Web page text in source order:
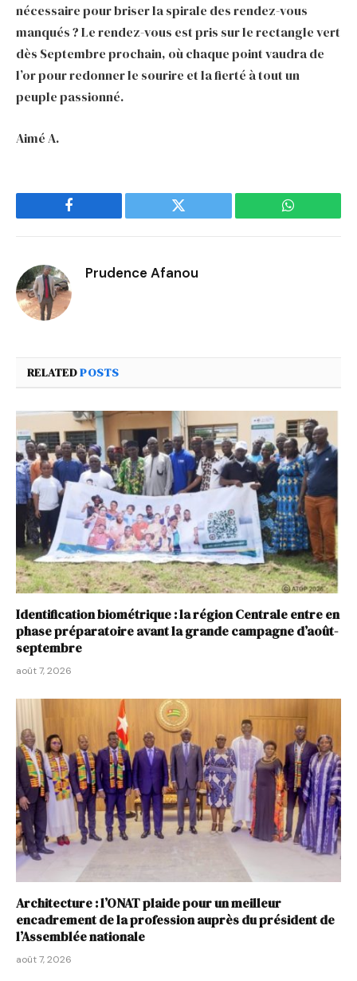
nécessaire pour briser la spirale des rendez-vous
manqués ? Le rendez-vous est pris sur le rectangle vert
dès Septembre prochain, où chaque point vaudra de
l’or pour redonner le sourire et la fierté à tout un
peuple passionné.
Aimé A.
Facebook Twitter WhatsApp
Prudence Afanou
RELATEDPOSTS
Identification biométrique : la région Centrale entre en
phase préparatoire avant la grande campagne d’août-
septembre
août 7, 2026
Architecture : l’ONAT plaide pour un meilleur
encadrement de la profession auprès du président de
l’Assemblée nationale
août 7, 2026